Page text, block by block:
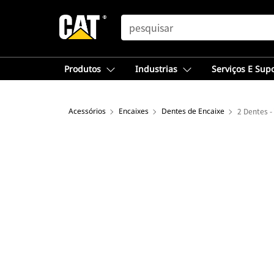
SEARCH
Produtos Industrias Serviços E
Acessórios Encaixes Dentes de Encaixe 2 Dentes -